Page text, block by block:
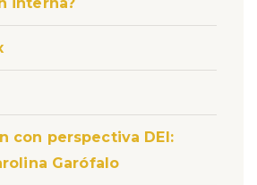
con perspectiva DEI:
Garófalo